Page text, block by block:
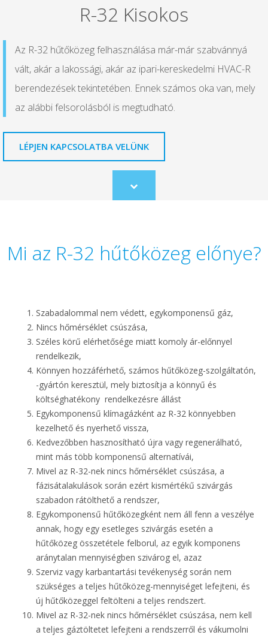
R-32 Kisokos
Az R-32 hűtőközeg felhasználása már-már szabvánnyá
vált, akár a lakossági, akár az ipari-kereskedelmi HVAC-R
berendezések tekintetében. Ennek számos oka van, mely
az alábbi felsorolásból is megtudható.
LÉPJEN KAPCSOLATBA VELÜNK
Scroll
to
Mi az R-32 hűtőközeg előnye?
Szabadalommal nem védett, egykomponensű gáz,
Nincs hőmérséklet csúszása,
Széles körű elérhetősége miatt komoly ár-előnnyel
rendelkezik,
Könnyen hozzáférhető, számos hűtőközeg-szolgáltatón,
-gyártón keresztül, mely biztosítja a könnyű és
költséghatékony rendelkezésre állást
Egykomponensű klímagázként az R-32 könnyebben
kezelhető és nyerhető vissza,
Kedvezőbben hasznosítható újra vagy regenerálható,
mint más több komponensű alternatívái,
Mivel az R-32-nek nincs hőmérséklet csúszása, a
fázisátalakulások során ezért kismértékű szivárgás
szabadon rátölthető a rendszer,
Egykomponensű hűtőközegként nem áll fenn a veszélye
annak, hogy egy esetleges szivárgás esetén a
hűtőközeg összetétele felborul, az egyik komponens
aránytalan mennyiségben szivárog el, azaz
Szerviz vagy karbantartási tevékenység során nem
szükséges a teljes hűtőközeg-mennyiséget lefejteni, és
új hűtőközeggel feltölteni a teljes rendszert.
Mivel az R-32-nek nincs hőmérséklet csúszása, nem kell
a teljes gáztöltetet lefejteni a rendszerről és vákumolni